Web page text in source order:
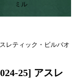
ミル
レティック・ビルバオ
25] アスレ